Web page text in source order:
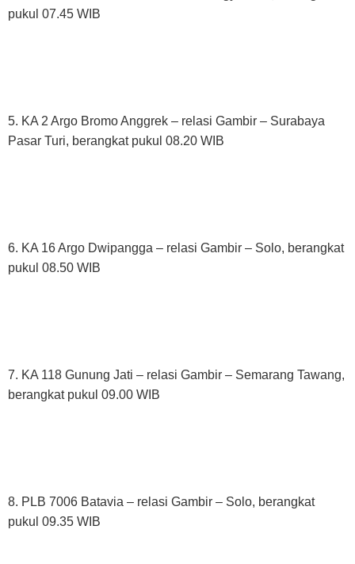
pukul 07.45 WIB
5. KA 2 Argo Bromo Anggrek – relasi Gambir – Surabaya
Pasar Turi, berangkat pukul 08.20 WIB
6. KA 16 Argo Dwipangga – relasi Gambir – Solo, berangkat
pukul 08.50 WIB
7. KA 118 Gunung Jati – relasi Gambir – Semarang Tawang,
berangkat pukul 09.00 WIB
8. PLB 7006 Batavia – relasi Gambir – Solo, berangkat
pukul 09.35 WIB